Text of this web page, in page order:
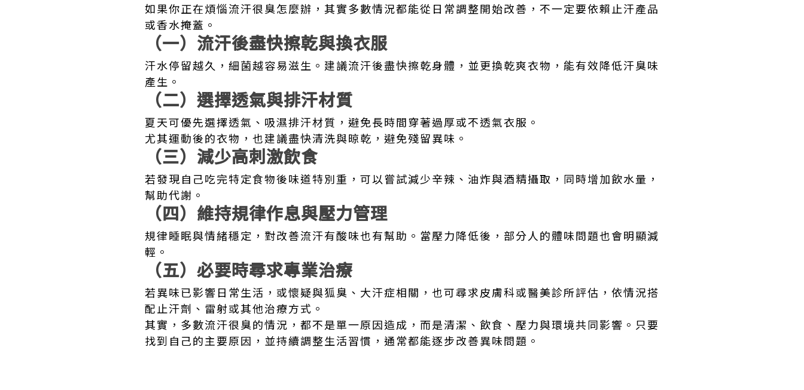
如果你正在煩惱流汗很臭怎麼辦，其實多數情況都能從日常調整開始改善，不一定要依賴止汗產品
或香水掩蓋。
（一）流汗後盡快擦乾與換衣服
汗水停留越久，細菌越容易滋生。建議流汗後盡快擦乾身體，並更換乾爽衣物，能有效降低汗臭味
產生。
（二）選擇透氣與排汗材質
夏天可優先選擇透氣、吸濕排汗材質，避免長時間穿著過厚或不透氣衣服。
尤其運動後的衣物，也建議盡快清洗與晾乾，避免殘留異味。
（三）減少高刺激飲食
若發現自己吃完特定食物後味道特別重，可以嘗試減少辛辣、油炸與酒精攝取，同時增加飲水量，
幫助代謝。
（四）維持規律作息與壓力管理
規律睡眠與情緒穩定，對改善流汗有酸味也有幫助。當壓力降低後，部分人的體味問題也會明顯減
輕。
（五）必要時尋求專業治療
若異味已影響日常生活，或懷疑與狐臭、大汗症相關，也可尋求皮膚科或醫美診所評估，依情況搭
配止汗劑、雷射或其他治療方式。
其實，多數流汗很臭的情況，都不是單一原因造成，而是清潔、飲食、壓力與環境共同影響。只要
找到自己的主要原因，並持續調整生活習慣，通常都能逐步改善異味問題。